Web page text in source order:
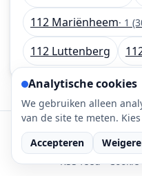
112 Mariënheem· 1
112 Luttenberg
112-
RSS feed·
Analytische cookies
We gebruiken alleen
van de site te meten.
Accepteren